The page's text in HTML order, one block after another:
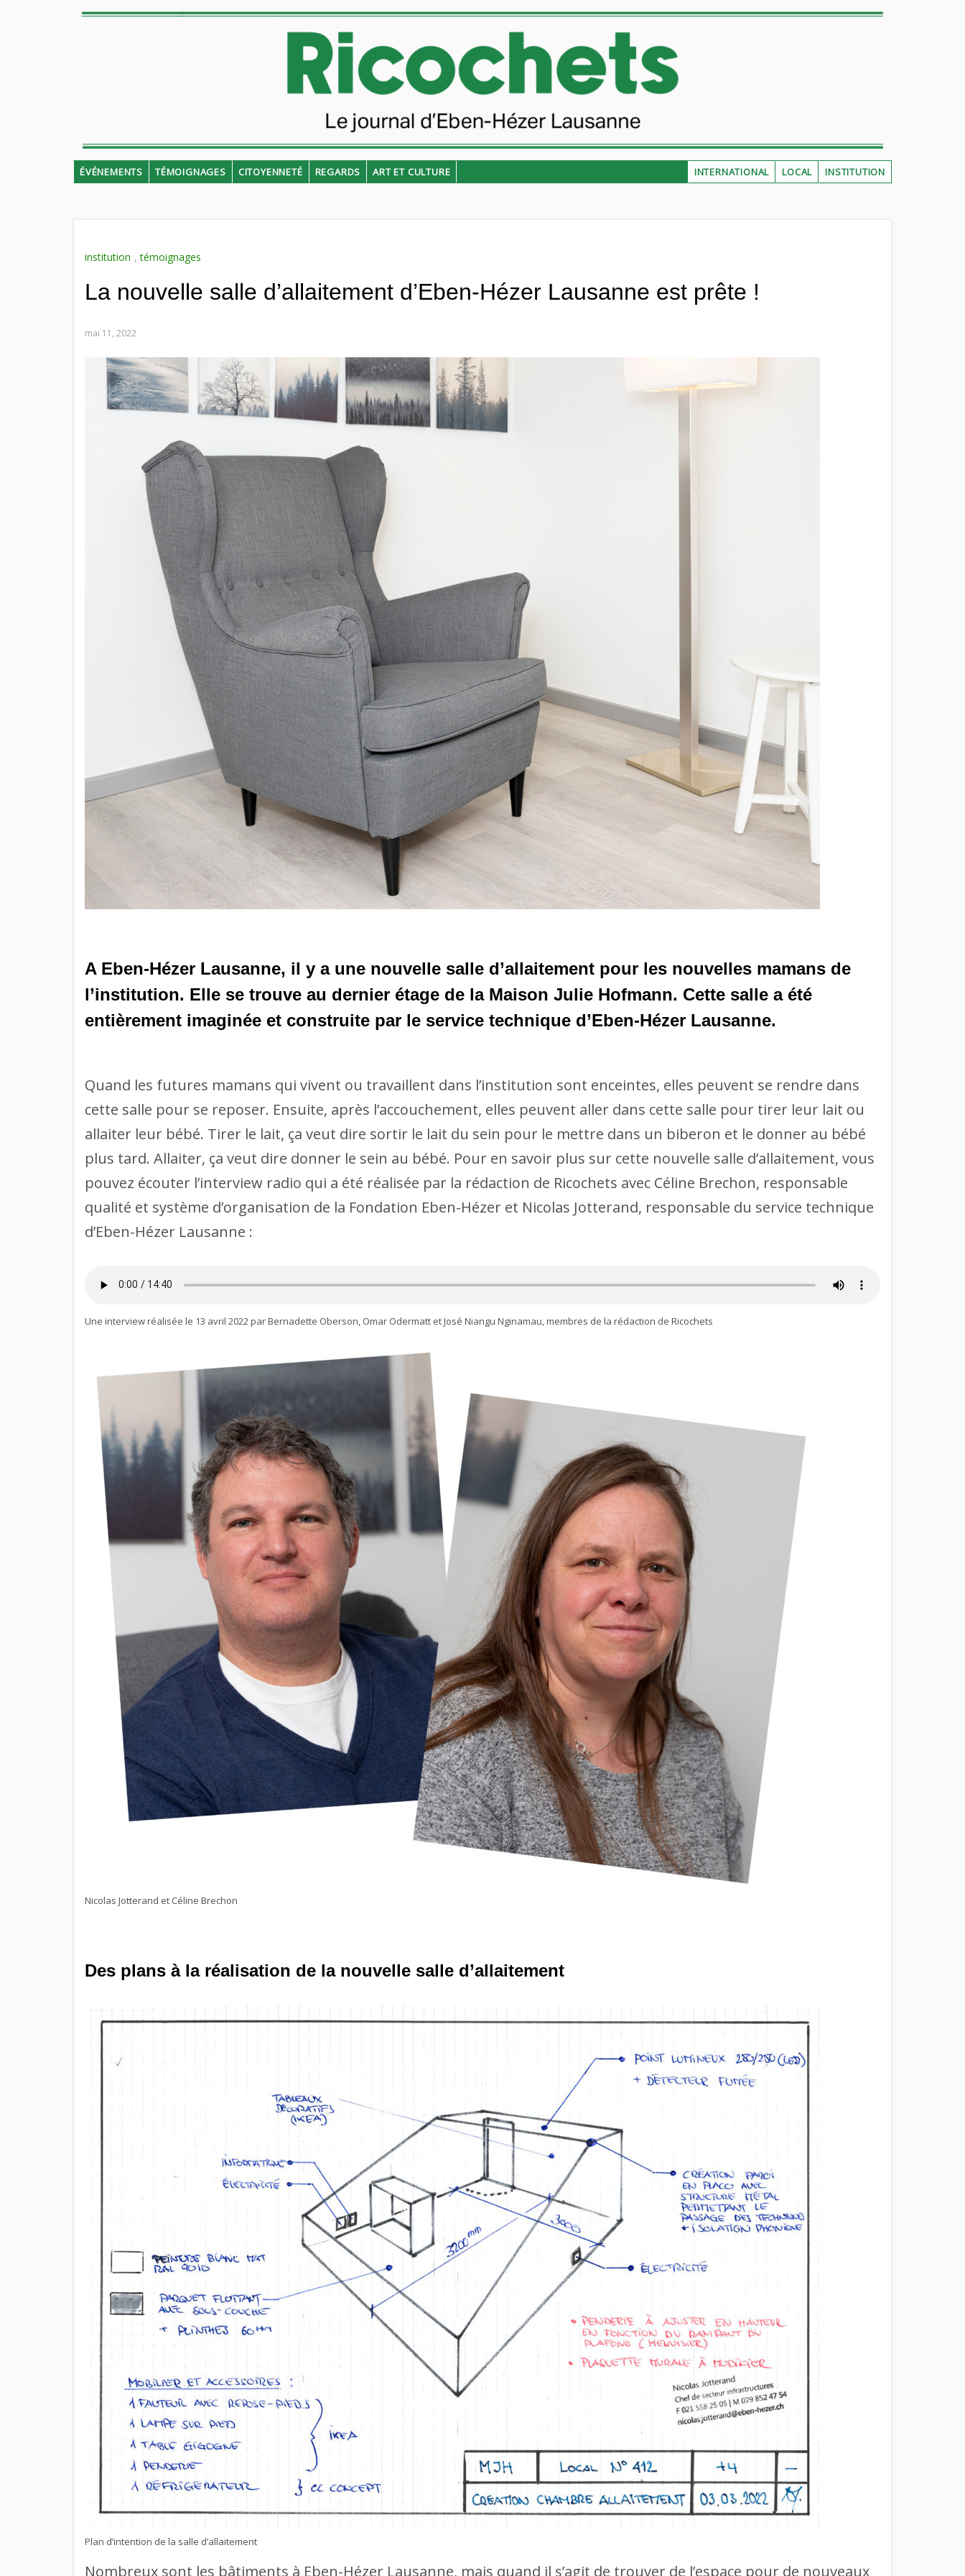
INSTITUTION
LOCAL
INTERNATIONAL
ÉVÉNEMENTS TÉMOIGNAGES CITOYENNETÉ REGARDS ART ET CULTURE
institution ,témoignages
La nouvelle salle d’allaitement d’Eben-Hézer Lausanne est prête !
mai 11, 2022
A Eben-Hézer Lausanne, il y a une nouvelle salle d’allaitement pour les nouvelles mamans de
l’institution. Elle se trouve au dernier étage de la Maison Julie Hofmann. Cette salle a été
entièrement imaginée et construite par le service technique d’Eben-Hézer Lausanne.
Quand les futures mamans qui vivent ou travaillent dans l’institution sont enceintes, elles peuvent se rendre dans
cette salle pour se reposer. Ensuite, après l’accouchement, elles peuvent aller dans cette salle pour tirer leur lait ou
allaiter leur bébé. Tirer le lait, ça veut dire sortir le lait du sein pour le mettre dans un biberon et le donner au bébé
plus tard. Allaiter, ça veut dire donner le sein au bébé. Pour en savoir plus sur cette nouvelle salle d’allaitement, vous
pouvez écouter l’interview radio qui a été réalisée par la rédaction de Ricochets avec Céline Brechon, responsable
qualité et système d’organisation de la Fondation Eben-Hézer et Nicolas Jotterand, responsable du service technique
d’Eben-Hézer Lausanne :
Une interview réalisée le 13 avril 2022 par Bernadette Oberson, Omar Odermatt et José Niangu Nginamau, membres de la rédaction de Ricochets
Nicolas Jotterand et Céline Brechon
Des plans à la réalisation de la nouvelle salle d’allaitement
Plan d’intention de la salle d’allaitement
Nombreux sont les bâtiments à Eben-Hézer Lausanne, mais quand il s’agit de trouver de l’espace pour de nouveaux